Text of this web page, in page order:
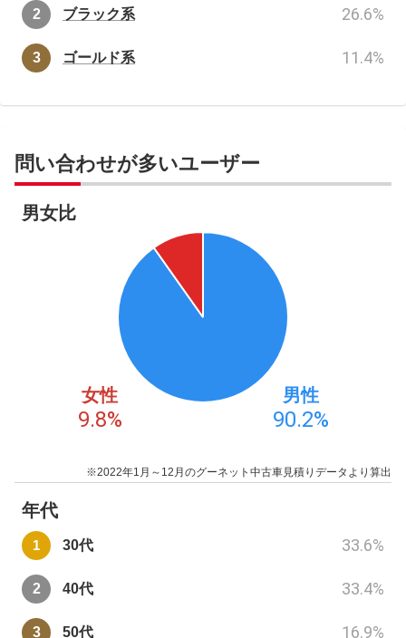
ブラック系 26.6%
ゴールド系 11.4%
問い合わせが多いユーザー
男女比
女性
9.8%
男性
90.2%
※2022年1月～12月のグーネット中古車見積りデータより算出
年代
30代 33.6%
40代 33.4%
50代 16.9%